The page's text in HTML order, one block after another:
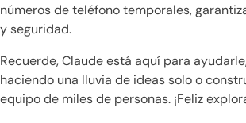
números de teléfono temporales,
y seguridad.
Recuerde, Claude está aquí para
haciendo una lluvia de ideas solo o
equipo de miles de personas. ¡Feliz